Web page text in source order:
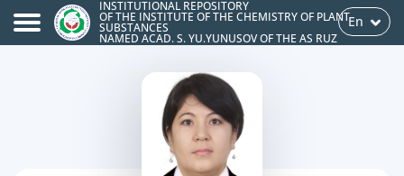
INSTITUTIONAL REPOSITORY
OF THE INSTITUTE OF THE CHEMISTRY OF PLANT
SUBSTANCES
NAMED ACAD. S. YU.YUNUSOV OF THE AS RUZ
En